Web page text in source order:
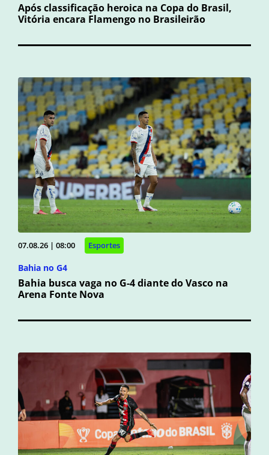
Após classificação heroica na Copa do Brasil,
Vitória encara Flamengo no Brasileirão
07.08.26 | 08:00 Esportes
Bahia no G4
Bahia busca vaga no G-4 diante do Vasco na
Arena Fonte Nova